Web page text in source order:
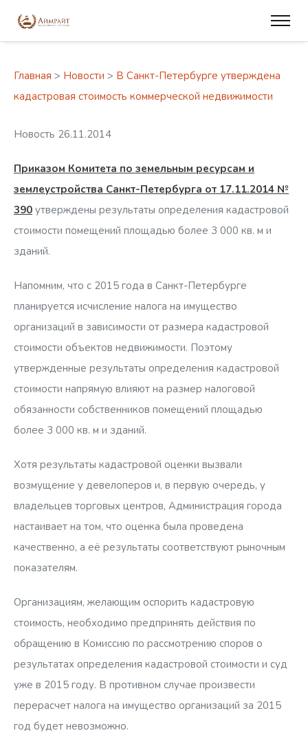
Главная > Новости > В Санкт-Петербурге утверждена
кадастровая стоимость коммерческой недвижимости
Новость 26.11.2014
Приказом Комитета по земельным ресурсам и
землеустройства Санкт-Петербурга от 17.11.2014 №
390 утверждены результаты определения кадастровой
стоимости помещений площадью более 3 000 кв. м и
зданий.
Напомним, что с 2015 года в Санкт-Петербурге
планируется исчисление налога на имущество
организаций в зависимости от размера кадастровой
стоимости объектов недвижимости. Поэтому
утвержденные результаты определения кадастровой
стоимости напрямую влияют на размер налоговой
обязанности собственников помещений площадью
более 3 000 кв. м и зданий.
Хотя результаты кадастровой оценки вызвали
возмущение у девелоперов и, в первую очередь, у
владельцев торговых центров, Администрация города
настаивает на том, что оценка была проведена
качественно, а её результаты соответствуют рыночным
показателям.
Организациям, желающим оспорить кадастровую
стоимость, необходимо предпринять действия по
обращению в Комиссию по рассмотрению споров о
результатах определения кадастровой стоимости и суд
уже в 2015 году. В противном случае произвести
перерасчет налога на имущество организаций за 2015
год будет невозможно.